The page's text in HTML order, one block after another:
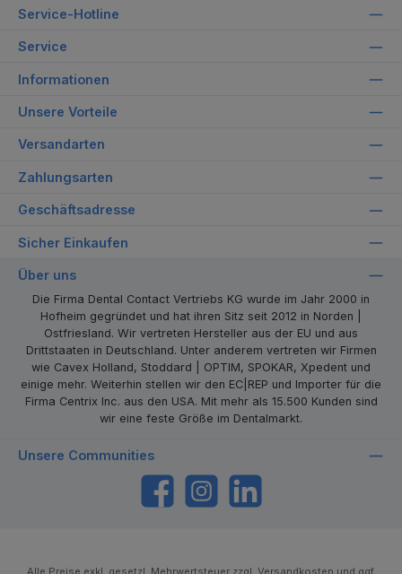
Service-Hotline
Service
Informationen
Unsere Vorteile
Versandarten
Zahlungsarten
Geschäftsadresse
Sicher Einkaufen
Über uns
Die Firma Dental Contact Vertriebs KG wurde im Jahr 2000 in
Hofheim gegründet und hat ihren Sitz seit 2012 in Norden |
Ostfriesland. Wir vertreten Hersteller aus der EU und aus
Drittstaaten in Deutschland. Unter anderem vertreten wir Firmen
wie Cavex Holland, Stoddard | OPTIM, SPOKAR, Xpedent und
einige mehr. Weiterhin stellen wir den EC|REP und Importer für die
Firma Centrix Inc. aus den USA. Mit mehr als 15.500 Kunden sind
wir eine feste Größe im Dentalmarkt.
Unsere Communities
https://www.facebook.com/dentalcontact
Instagram
Alle Preise exkl. gesetzl. Mehrwertsteuer zzgl. Versandkosten und ggf.